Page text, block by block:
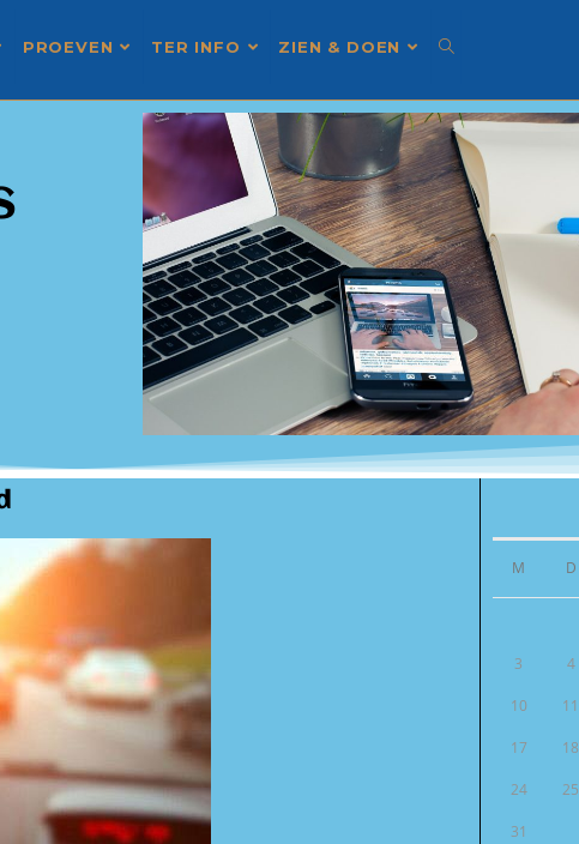
PROEVEN TER INFO ZIEN & DOEN
M D
3 4
10 11
17 18
24 25
31